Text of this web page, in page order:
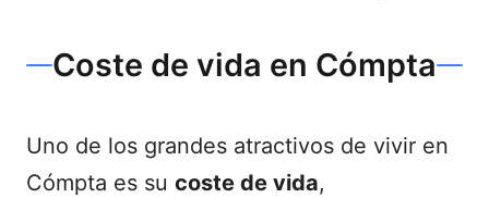
Coste de vida en Cómpta
Uno de los grandes atractivos de vivir en
Cómpta es su coste de vida,